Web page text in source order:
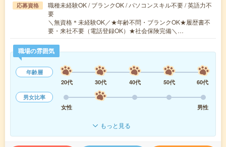
応募資格
職種未経験OK / ブランクOK / パソコンスキル不要 / 英語力不
要
＼無資格＊未経験OK／★年齢不問・ブランクOK★履歴書不
要・来社不要（電話登録OK）★社会保険完備＼…
職場の雰囲気
年齢層
20代
30代 40代 50代
60代
男女比率
女性
男性
もっと見る